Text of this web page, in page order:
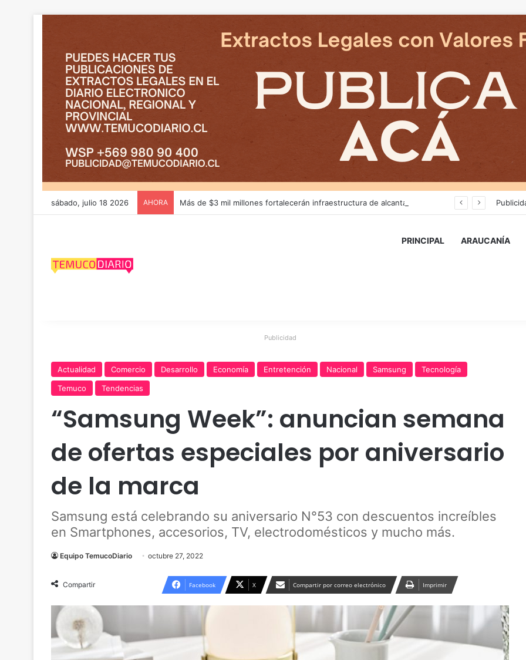
sábado, julio 18 2026 AHORA
PRINCIPAL ARAUCANÍA
Publicidad
Actualidad Comercio Desarrollo Economía Entretención Nacional Samsung
Tecnología
Temuco
Tendencias
“Samsung Week”: anuncian semana
de ofertas especiales por aniversario
de la marca
Samsung está celebrando su aniversario N°53 con descuentos increíbles
en Smartphones, accesorios, TV, electrodomésticos y mucho más.
Equipo TemucoDiario octubre 27, 2022
Compartir Facebook X Compartir por correo electrónico Imprimir